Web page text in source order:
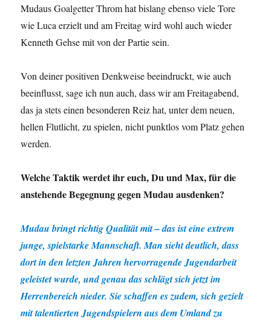
Mudaus Goalgetter Throm hat bislang ebenso viele Tore
wie Luca erzielt und am Freitag wird wohl auch wieder
Kenneth Gehse mit von der Partie sein.
Von deiner positiven Denkweise beeindruckt, wie auch
beeinflusst, sage ich nun auch, dass wir am Freitagabend,
das ja stets einen besonderen Reiz hat, unter dem neuen,
hellen Flutlicht, zu spielen, nicht punktlos vom Platz gehen
werden.
Welche Taktik werdet ihr euch, Du und Max, für die
anstehende Begegnung gegen Mudau ausdenken?
Mudau bringt richtig Qualität mit – das ist eine extrem
junge, spielstarke Mannschaft. Man sieht deutlich, dass
dort in den letzten Jahren hervorragende Jugendarbeit
geleistet wurde, und genau das schlägt sich jetzt im
Herrenbereich nieder. Sie schaffen es zudem, sich gezielt
mit talentierten Jugendspielern aus dem Umland zu